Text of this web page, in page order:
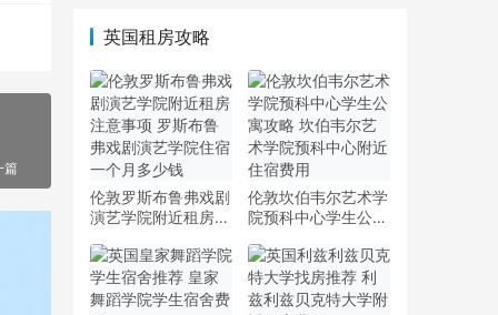
篇
英国租房攻略
伦敦罗斯布鲁弗戏剧
演艺学院附近租房注
戏剧演艺学院住宿一
个月多少钱
伦敦坎伯韦尔艺术学
院预科中心学生公寓
学院预科中心附近住
宿费用